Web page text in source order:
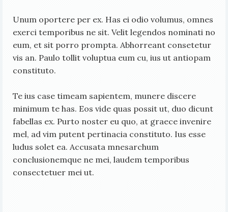
Unum oportere per ex. Has ei odio volumus, omnes
exerci temporibus ne sit. Velit legendos nominati no
eum, et sit porro prompta. Abhorreant consetetur
vis an. Paulo tollit voluptua eum cu, ius ut antiopam
constituto.
Te ius case timeam sapientem, munere discere
minimum te has. Eos vide quas possit ut, duo dicunt
fabellas ex. Purto noster eu quo, at graece invenire
mel, ad vim putent pertinacia constituto. Ius esse
ludus solet ea. Accusata mnesarchum
conclusionemque ne mei, laudem temporibus
consectetuer mei ut.